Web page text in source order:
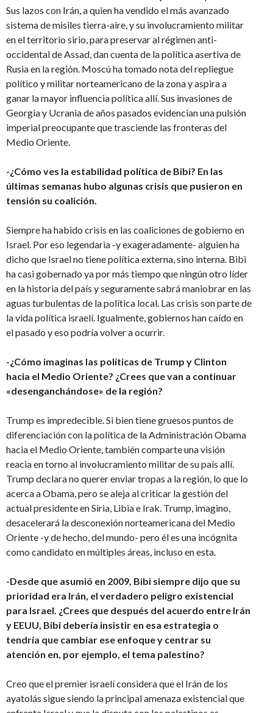
Sus lazos con Irán, a quien ha vendido el más avanzado
sistema de misiles tierra-aire, y su involucramiento militar
en el territorio sirio, para preservar al régimen anti-
occidental de Assad, dan cuenta de la política asertiva de
Rusia en la región. Moscú ha tomado nota del repliegue
político y militar norteamericano de la zona y aspira a
ganar la mayor influencia política allí. Sus invasiones de
Georgia y Ucrania de años pasados evidencian una pulsión
imperial preocupante que trasciende las fronteras del
Medio Oriente.
-¿Cómo ves la estabilidad política de Bibi? En las
últimas semanas hubo algunas crisis que pusieron en
tensión su coalición.
Siempre ha habido crisis en las coaliciones de gobierno en
Israel. Por eso legendaria -y exageradamente- alguien ha
dicho que Israel no tiene política externa, sino interna. Bibi
ha casi gobernado ya por más tiempo que ningún otro líder
en la historia del país y seguramente sabrá maniobrar en las
aguas turbulentas de la política local. Las crisis son parte de
la vida política israelí. Igualmente, gobiernos han caído en
el pasado y eso podría volver a ocurrir.
-¿Cómo imaginas las políticas de Trump y Clinton
hacia el Medio Oriente? ¿Crees que van a continuar
«desenganchándose» de la región?
Trump es impredecible. Si bien tiene gruesos puntos de
diferenciación con la política de la Administración Obama
hacia el Medio Oriente, también comparte una visión
reacia en torno al involucramiento militar de su país allí.
Trump declara no querer enviar tropas a la región, lo que lo
acerca a Obama, pero se aleja al criticar la gestión del
actual presidente en Siria, Libia e Irak. Trump, imagino,
desacelerará la desconexión norteamericana del Medio
Oriente -y de hecho, del mundo- pero él es una incógnita
como candidato en múltiples áreas, incluso en esta.
-Desde que asumió en 2009, Bibi siempre dijo que su
prioridad era Irán, el verdadero peligro existencial
para Israel. ¿Crees que después del acuerdo entre Irán
y EEUU, Bibi debería insistir en esa estrategia o
tendría que cambiar ese enfoque y centrar su
atención en, por ejemplo, el tema palestino?
Creo que el premier israelí considera que el Irán de los
ayatolás sigue siendo la principal amenaza existencial que